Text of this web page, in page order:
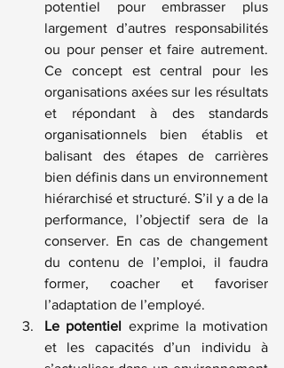
potentiel pour embrasser plus
largement d’autres responsabilités
ou pour penser et faire autrement.
Ce concept est central pour les
organisations axées sur les résultats
et répondant à des standards
organisationnels bien établis et
balisant des étapes de carrières
bien définis dans un environnement
hiérarchisé et structuré. S’il y a de la
performance, l’objectif sera de la
conserver. En cas de changement
du contenu de l’emploi, il faudra
former, coacher et favoriser
l’adaptation de l’employé.
Le potentiel exprime la motivation
et les capacités d’un individu à